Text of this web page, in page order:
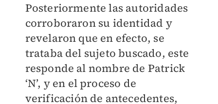
Posteriormente las autoridades
corroboraron su identidad y
revelaron que en efecto, se
trataba del sujeto buscado, este
responde al nombre de Patrick
‘N’, y en el proceso de
verificación de antecedentes,